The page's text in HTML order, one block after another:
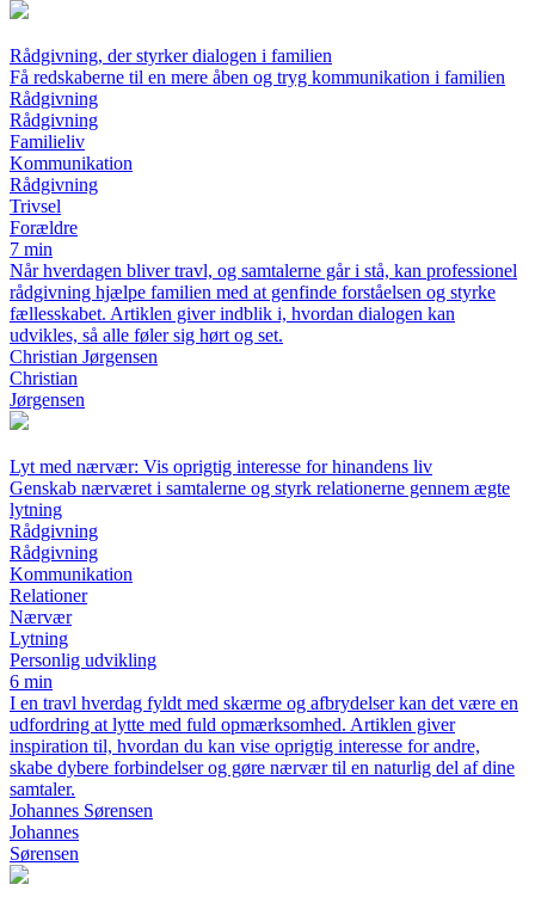
Rådgivning, der styrker dialogen i familien
Få redskaberne til en mere åben og tryg kommunikation i familien
Rådgivning
Rådgivning
Familieliv
Kommunikation
Rådgivning
Trivsel
Forældre
7 min
Når hverdagen bliver travl, og samtalerne går i stå, kan professionel
rådgivning hjælpe familien med at genfinde forståelsen og styrke
fællesskabet. Artiklen giver indblik i, hvordan dialogen kan
udvikles, så alle føler sig hørt og set.
Christian Jørgensen
Christian
Jørgensen
Lyt med nærvær: Vis oprigtig interesse for hinandens liv
Genskab nærværet i samtalerne og styrk relationerne gennem ægte
lytning
Rådgivning
Rådgivning
Kommunikation
Relationer
Nærvær
Lytning
Personlig udvikling
6 min
I en travl hverdag fyldt med skærme og afbrydelser kan det være en
udfordring at lytte med fuld opmærksomhed. Artiklen giver
inspiration til, hvordan du kan vise oprigtig interesse for andre,
skabe dybere forbindelser og gøre nærvær til en naturlig del af dine
samtaler.
Johannes Sørensen
Johannes
Sørensen